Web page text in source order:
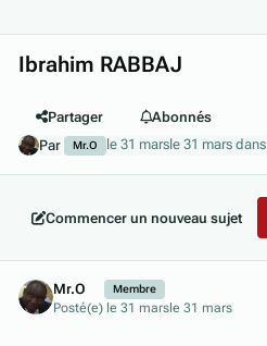
Ibrahim RABBAJ
Partager
Abonnés
Par
Mr.O le 31 marsle 31 mars dans
Commencer un nouveau sujet
Mr.O Membre
Posté(e) le 31 mars le 31 mars